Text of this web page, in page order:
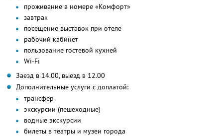
проживание в номере «Комфорт»
завтрак
посещение выставок при отеле
рабочий кабинет
пользование гостевой кухней
Wi-Fi
Заезд в 14.00, выезд в 12.00
Дополнительные услуги с доплатой:
трансфер
экскурсии (пешеходные)
водные экскурсии
билеты в театры и музеи города